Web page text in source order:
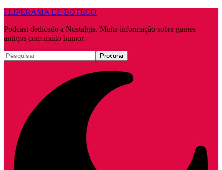
FLIPERAMA DE BOTECO
Podcast dedicado a Nostalgia. Muita informação sobre games
antigos com muito humor.